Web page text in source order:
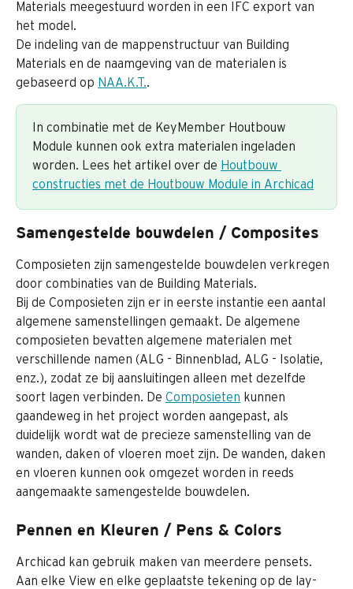
Materials meegestuurd worden in een IFC export van
het model.
De indeling van de mappenstructuur van Building
Materials en de naamgeving van de materialen is
gebaseerd op NAA.K.T..
In combinatie met de KeyMember Houtbouw
Module kunnen ook extra materialen ingeladen
worden. Lees het artikel over de Houtbouw
constructies met de Houtbouw Module in Archicad
Samengestelde bouwdelen / Composites
Composieten zijn samengestelde bouwdelen verkregen
door combinaties van de Building Materials.
Bij de Composieten zijn er in eerste instantie een aantal
algemene samenstellingen gemaakt. De algemene
composieten bevatten algemene materialen met
verschillende namen (ALG - Binnenblad, ALG - Isolatie,
enz.), zodat ze bij aansluitingen alleen met dezelfde
soort lagen verbinden. De Composieten kunnen
gaandeweg in het project worden aangepast, als
duidelijk wordt wat de precieze samenstelling van de
wanden, daken of vloeren moet zijn. De wanden, daken
en vloeren kunnen ook omgezet worden in reeds
aangemaakte samengestelde bouwdelen.
Pennen en Kleuren / Pens & Colors
Archicad kan gebruik maken van meerdere pensets.
Aan elke View en elke geplaatste tekening op de lay-